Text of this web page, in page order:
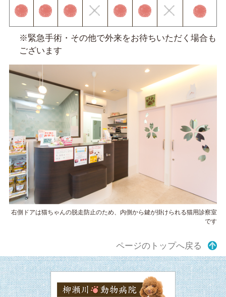
※緊急手術・その他で外来をお待ちいただく場合も
ございます
右側ドアは猫ちゃんの脱走防止のため、内側から鍵が掛けられる猫用診察室
です
ページのトップへ戻る